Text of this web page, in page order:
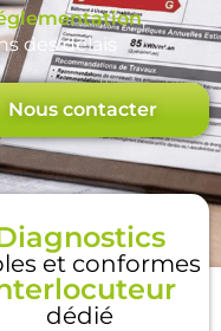
,
des délais
Nous contacter
et conformes
dédié